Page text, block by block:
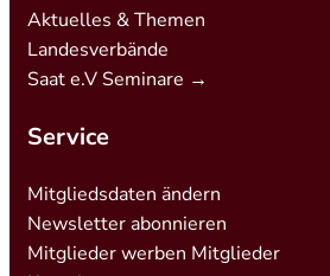
Aktuelles & Themen
Landesverbände
Saat e.V Seminare →
Service
Mitgliedsdaten ändern
Newsletter abonnieren
Mitglieder werben Mitglieder